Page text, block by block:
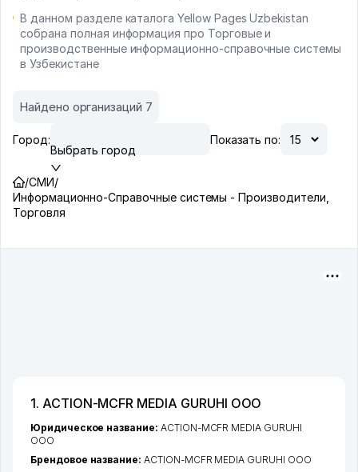
В данном разделе каталога Yellow Pages Uzbekistan
собрана полная информация про Торговые и
производственные информационно-справочные системы
в Узбекистане
Найдено организаций 7
Город:
Выбрать город
Показать по:
/СМИ/
Информационно-Справочные системы - Производители,
Торговля
1. ACTION-MCFR MEDIA GURUHI ООО
Юридическое название: ACTION-MCFR MEDIA GURUHI
ООО
Брендовое название: ACTION-MCFR MEDIA GURUHI ООО